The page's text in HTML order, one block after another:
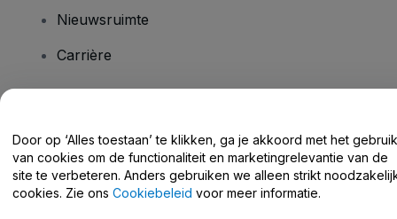
Nieuwsruimte
Carrière
Helpcentrum / Neem Contact Met Ons Op
Door op ‘Alles toestaan’ te klikken, ga je akkoord met het gebruik
van cookies om de functionaliteit en marketingrelevantie van de
site te verbeteren. Anders gebruiken we alleen strikt
cookies. Zie ons Cookiebeleid voor meer informatie.